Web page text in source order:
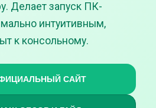
Делает запуск ПК-
интуитивным,
к консольному.
САЙТ